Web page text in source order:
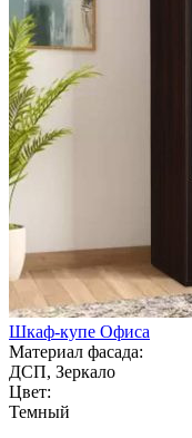
Шкаф-купе Офиса
Материал фасада:
ДСП, Зеркало
Цвет:
Темный